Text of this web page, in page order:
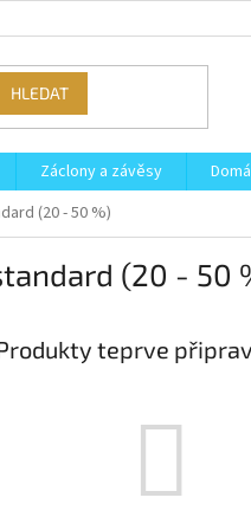
HLEDAT
Záclony a závěsy
(20 - 50 %)
(20 - 50
teprve